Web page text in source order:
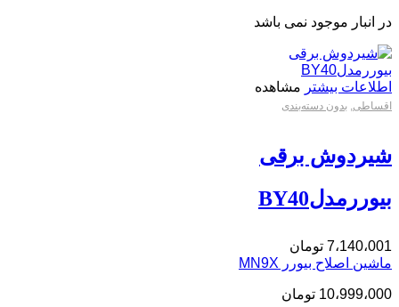
در انبار موجود نمی باشد
اطلاعات بیشتر مشاهده
اقساطی بدون دسته‌بندی
شیردوش برقی
بیوررمدلBY40
7،140،001 تومان
ماشین اصلاح بیورر MN9X
10،999،000 تومان